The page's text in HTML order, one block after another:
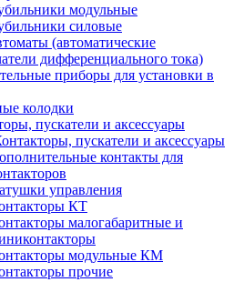
модульные
силовые
(автоматические
дифференциального тока)
приборы для установки в
колодки
пускатели и аксессуары
пускатели и аксессуары
контакты для
управления
КТ
малогабаритные и
модульные КМ
прочие